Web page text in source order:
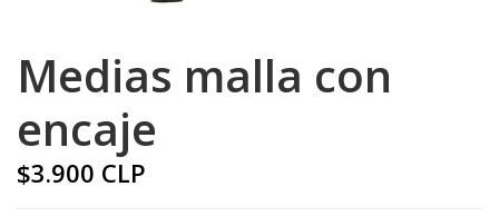
Medias malla con
encaje
$3.900 CLP